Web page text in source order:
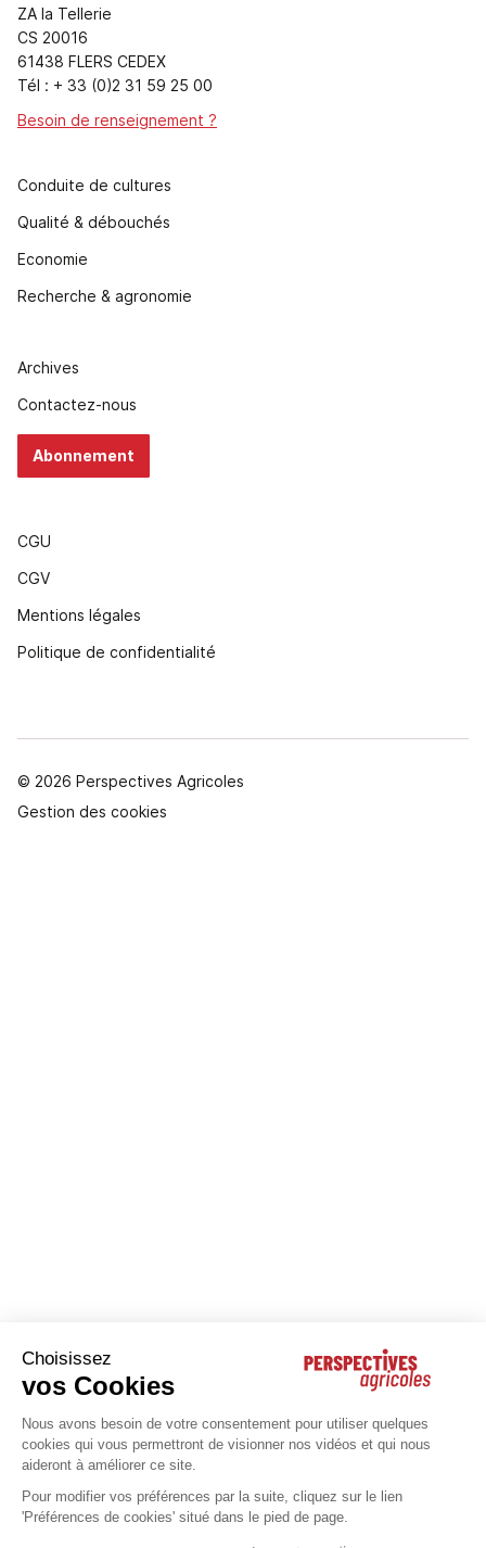
ZA la Tellerie
CS 20016
61438 FLERS CEDEX
Tél : + 33 (0)2 31 59 25 00
Besoin de renseignement ?
Conduite de cultures
Qualité & débouchés
Economie
Recherche & agronomie
Archives
Contactez-nous
Abonnement
CGU
CGV
Mentions légales
Politique de confidentialité
© 2026 Perspectives Agricoles
Gestion des cookies